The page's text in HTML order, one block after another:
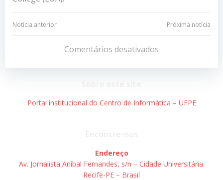
Navegação
Post
Notícia anterior
Navegação
de
Post
Próxima notícia
Comentários desativados
Portal institucional do Centro de Informática – UFPE
Endereço
Av. Jornalista Aníbal Fernandes, s/n – Cidade Universitária.
Recife-PE – Brasil